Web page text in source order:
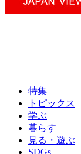
特集
トピックス
学ぶ
暮らす
見る・遊ぶ
SDGs